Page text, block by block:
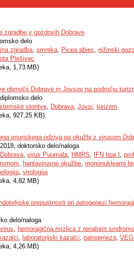
zgradbe v gozdovih Dobrave
delo
zgradba, smreka, Picea abies, nižinski
Plešivec
1,73 MB)
območij Dobrave in Jovsov na področju
delo
storitve, Dobrava, Jovsi, turizem
927,25 KB)
imunskega odziva po okužbi z virusom
doktorsko delo/naloga
, virus Puumala, HMRS, IFN tipa I ,
, hantavirusne okužbe, mononuklearni
, virologija
4,82 MB)
prepustnosti pri patogenezi
delo/naloga
, hemoragična mrzlica z renalnim
, laboratorijski kazalci, patogeneza,
4,26 MB)